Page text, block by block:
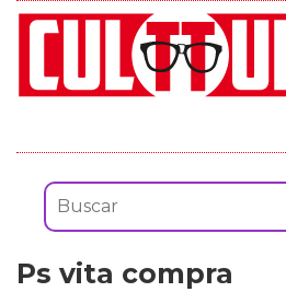
Ps vita compra